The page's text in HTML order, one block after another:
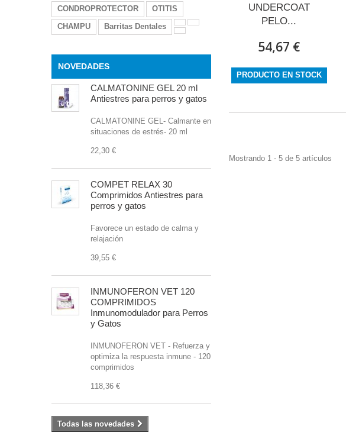
CONDROPROTECTOR
OTITIS
CHAMPU
Barritas Dentales
NOVEDADES
CALMATONINE GEL 20 ml
Antiestres para perros y gatos
CALMATONINE GEL- Calmante en
situaciones de estrés- 20 ml
22,30 €
COMPET RELAX 30
Comprimidos Antiestres para
perros y gatos
Favorece un estado de calma y
relajación
39,55 €
INMUNOFERON VET 120
COMPRIMIDOS
Inmunomodulador para Perros
y Gatos
INMUNOFERON VET - Refuerza y
optimiza la respuesta inmune - 120
comprimidos
118,36 €
Todas las novedades
UNDERCOAT
PELO...
54,67 €
PRODUCTO EN STOCK
Mostrando 1 - 5 de 5 artículos